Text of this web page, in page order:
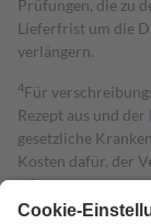
Prüfungen, die zu
Lieferfrist um die
verlängern.
4Für
Rezept aus und
gesetzliche
Kosten dafür, der
mit.
Grundsätzlich